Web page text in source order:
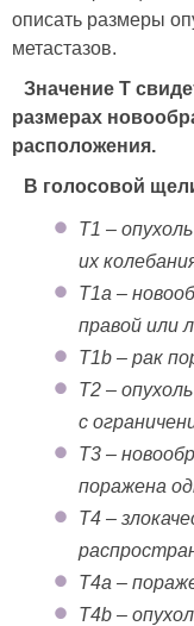
описать размеры
метастазов.
Значение T
размерах
расположения.
В голосовой
T1 –
их
T1a –
правой или
T1b – рак
T2 –
с
T3 –
поражена
T4 –
T4a –
T4b –